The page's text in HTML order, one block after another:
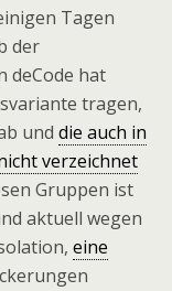
Tagen
der
deCode hat
tragen,
und die auch in
verzeichnet
Gruppen ist
aktuell wegen
eine